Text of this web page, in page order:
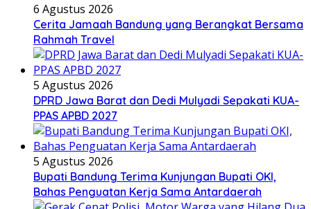
6 Agustus 2026
Cerita Jamaah Bandung yang Berangkat Bersama
Rahmah Travel
5 Agustus 2026
DPRD Jawa Barat dan Dedi Mulyadi Sepakati KUA-
PPAS APBD 2027
5 Agustus 2026
Bupati Bandung Terima Kunjungan Bupati OKI,
Bahas Penguatan Kerja Sama Antardaerah